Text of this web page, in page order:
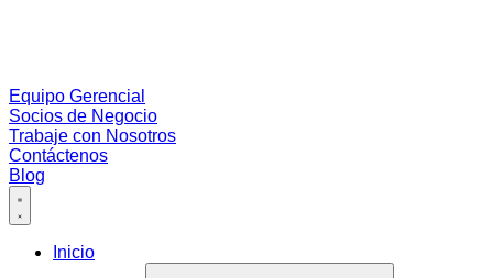
Equipo Gerencial
Socios de Negocio
Trabaje con Nosotros
Contáctenos
Blog
Inicio